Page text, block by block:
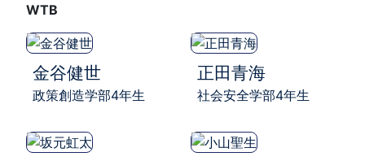
WTB
金谷健世
政策創造学部4年生
正田青海
社会安全学部4年生